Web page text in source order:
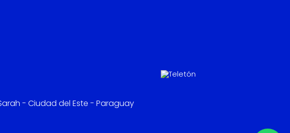
- Ciudad del Este - Paraguay